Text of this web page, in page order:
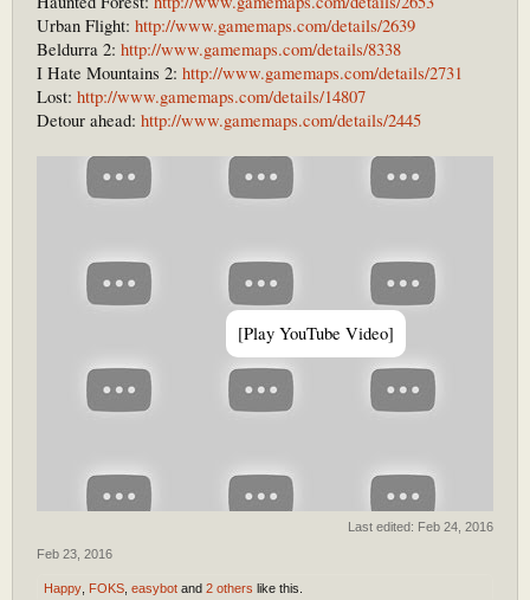
Urban Flight: http://www.gamemaps.com/details/2639
Beldurra 2: http://www.gamemaps.com/details/8338
I Hate Mountains 2: http://www.gamemaps.com/details/2731
Lost: http://www.gamemaps.com/details/14807
Detour ahead: http://www.gamemaps.com/details/2445
[Play YouTube Video]
Last edited: Feb 24, 2016
Feb 23, 2016
Happy FOKS easybot and 2 others like this.